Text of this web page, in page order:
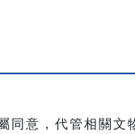
同意，代管相關文